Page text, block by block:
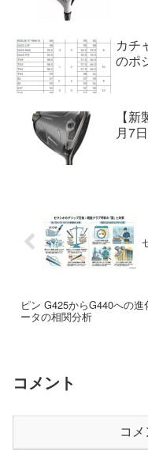
カチ
のポ
【
月7
ピン G425からG440への
ータの相関分析
コメント
コ